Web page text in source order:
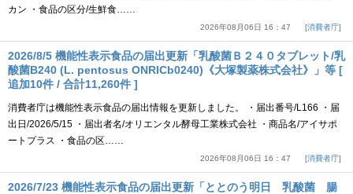
カン ・食品の区分/生鮮食……
2026年08月06日 16：47 消費者庁
2026/8/5 機能性表示食品の届出更新「乳酸菌Ｂ２４０タブレット/乳
酸菌B240 (L. pentosus ONRICb0240)《大塚製薬株式会社》」等 [
追加10件 / 合計11,260件 ]
消費者庁は機能性表示食品の届出情報を更新しました。 ・届出番号/L166 ・届
出日/2026/5/15 ・届出者名/オリエンタル酵母工業株式会社 ・商品名/アイサポ
ートプラス ・食品の区……
2026年08月06日 16：47 消費者庁
2026/7/23 機能性表示食品の届出更新「ととのう明日 乳酸菌 腸